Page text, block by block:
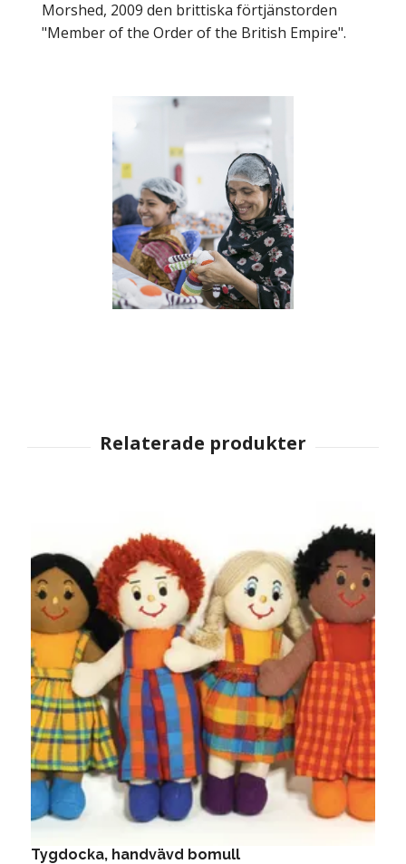
Morshed, 2009 den brittiska förtjänstorden
"Member of the Order of the British Empire".
Tygdocka, handvävd bomull